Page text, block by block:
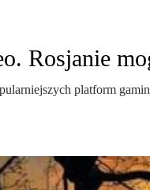
Rosjanie
platform